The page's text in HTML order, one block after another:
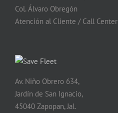
Col. Álvaro Obregón
Atención al Cliente / Call Center
Av. Niño Obrero 634,
Jardín de San Ignacio,
45040 Zapopan, Jal.